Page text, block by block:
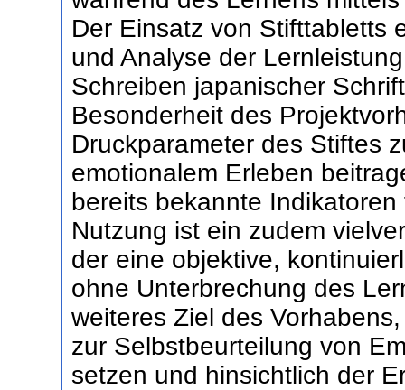
Der Einsatz von Stifttabletts
und Analyse der
Schreiben japanischer
Besonderheit des
Druckparameter des Stiftes
emotionalem Erleben
bereits bekannte
Nutzung ist ein zudem
der eine objektive,
ohne Unterbrechung des
weiteres Ziel des
zur Selbstbeurteilung von
setzen und hinsichtlich der